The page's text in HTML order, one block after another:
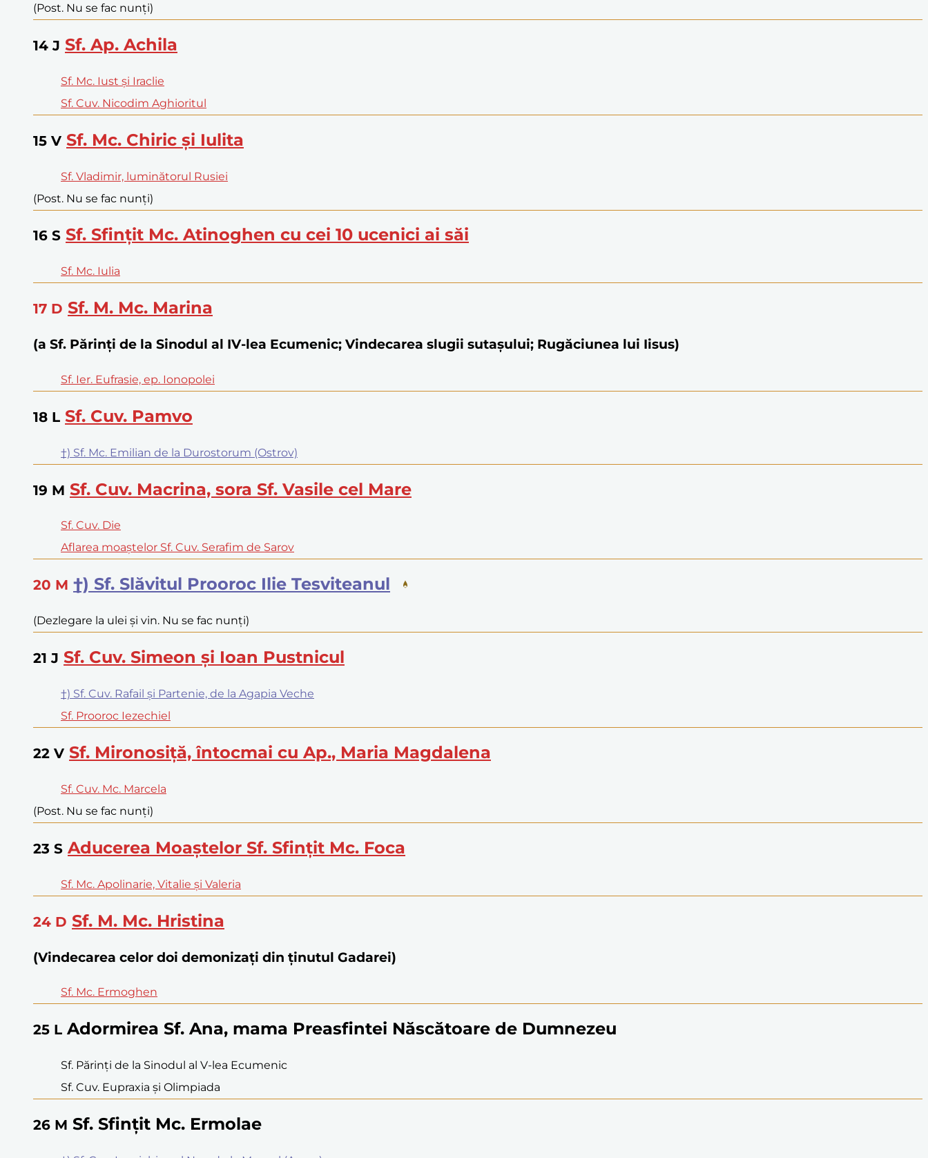
(Post. Nu se fac nunți)
14 J Sf. Ap. Achila
Sf. Mc. Iust și Iraclie
Sf. Cuv. Nicodim Aghioritul
15 V Sf. Mc. Chiric și Iulita
Sf. Vladimir, luminătorul Rusiei
(Post. Nu se fac nunți)
16 S Sf. Sfințit Mc. Atinoghen cu cei 10 ucenici ai săi
Sf. Mc. Iulia
17 D Sf. M. Mc. Marina
(a Sf. Părinţi de la Sinodul al IV-lea Ecumenic; Vindecarea slugii sutașului; Rugăciunea lui Iisus)
Sf. Ier. Eufrasie, ep. Ionopolei
18 L Sf. Cuv. Pamvo
†) Sf. Mc. Emilian de la Durostorum (Ostrov)
19 M Sf. Cuv. Macrina, sora Sf. Vasile cel Mare
Sf. Cuv. Die
Aflarea moaștelor Sf. Cuv. Serafim de Sarov
20 M †) Sf. Slăvitul Prooroc Ilie Tesviteanul
(Dezlegare la ulei și vin. Nu se fac nunți)
21 J Sf. Cuv. Simeon și Ioan Pustnicul
†) Sf. Cuv. Rafail și Partenie, de la Agapia Veche
Sf. Prooroc Iezechiel
22 V Sf. Mironosiță, întocmai cu Ap., Maria Magdalena
Sf. Cuv. Mc. Marcela
(Post. Nu se fac nunți)
23 S Aducerea Moaștelor Sf. Sfințit Mc. Foca
Sf. Mc. Apolinarie, Vitalie și Valeria
24 D Sf. M. Mc. Hristina
(Vindecarea celor doi demonizați din ținutul Gadarei)
Sf. Mc. Ermoghen
25 L Adormirea Sf. Ana, mama Preasfintei Născătoare de Dumnezeu
Sf. Părinți de la Sinodul al V-lea Ecumenic
Sf. Cuv. Eupraxia și Olimpiada
26 M Sf. Sfințit Mc. Ermolae